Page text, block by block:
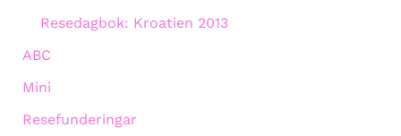
Resedagbok: Kroatien 2013
ABC
Mini
Resefunderingar